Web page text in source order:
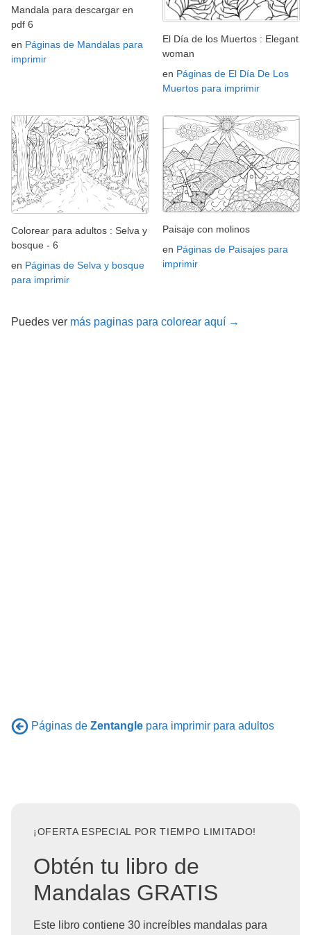
Mandala para descargar en
pdf 6
en Páginas de Mandalas para
imprimir
El Día de los Muertos : Elegant
woman
en Páginas de El Día De Los
Muertos para imprimir
Colorear para adultos : Selva y
bosque - 6
en Páginas de Selva y bosque
para imprimir
Paisaje con molinos
en Páginas de Paisajes para
imprimir
Puedes ver más paginas para colorear aquí →
Páginas de Zentangle para imprimir para adultos
¡OFERTA ESPECIAL POR TIEMPO LIMITADO!
Obtén tu libro de
Mandalas GRATIS
Este libro contiene 30 increíbles mandalas para